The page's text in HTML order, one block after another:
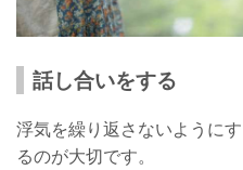
話し合いをする
浮気を繰り返さないように
るのが大切です。